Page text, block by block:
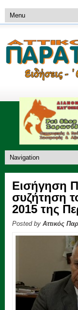
Εισήγηση
συζήτηση
2015 της
Posted by Αττικός